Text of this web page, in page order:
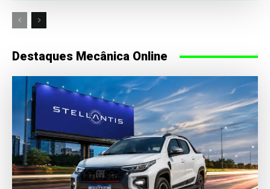
Destaques Mecânica Online